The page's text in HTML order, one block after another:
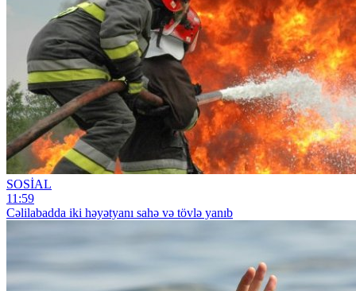
SOSİAL
11:59
Cəlilabadda iki həyətyanı sahə və tövlə yanıb